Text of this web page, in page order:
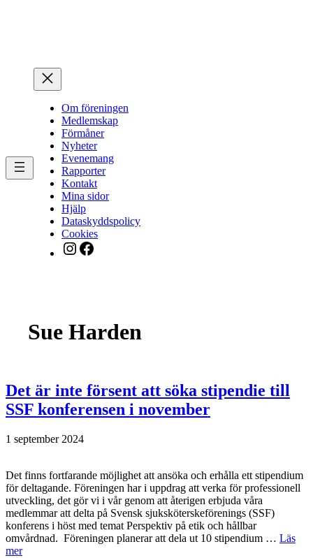
Om föreningen
Medlemskap
Förmåner
Nyheter
Evenemang
Rapporter
Kontakt
Mina sidor
Hjälp
Dataskyddspolicy
Cookies
Instagram
Facebook
Sue Harden
Det är inte försent att söka stipendie till
SSF konferensen i november
1 september 2024
Det finns fortfarande möjlighet att ansöka och erhålla ett stipendium
för deltagande. Föreningen har i uppdrag att verka för professionell
utveckling, det gör vi i vår genom att återigen erbjuda våra
medlemmar att delta på Svensk sjuksköterskeförenings (SSF)
konferens i höst med temat Perspektiv på etik och hållbar
omvårdnad. Föreningen planerar att dela ut 10 stipendium … Läs
mer